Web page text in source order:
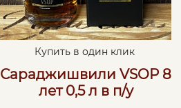
Купить в один клик
Сараджишвили VSOP 8
лет 0,5 л в п/у